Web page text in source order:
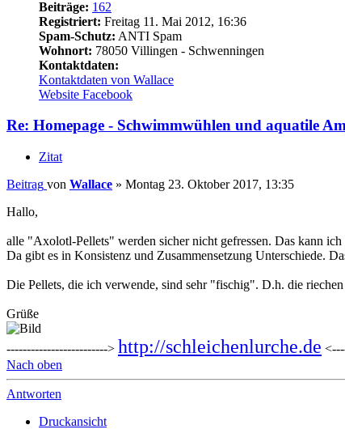
Beiträge: 162
Registriert: Freitag 11. Mai 2012, 16:36
Spam-Schutz: ANTI Spam
Wohnort: 78050 Villingen - Schwenningen
Kontaktdaten:
Kontaktdaten von Wallace
Website Facebook
Re: Homepage - Schwimmwühlen und aquatile
Zitat
Beitrag von Wallace » Montag 23. Oktober 2017, 13:35
Hallo,
alle "Axolotl-Pellets" werden sicher nicht gefressen. Das kann
Da gibt es in Konsistenz und Zusammensetzung Unterschiede.
Die Pellets, die ich verwende, sind sehr "fischig". D.h. die
Grüße
-------------------------> http://schleichenlurche.de
Nach oben
Antworten
Druckansicht